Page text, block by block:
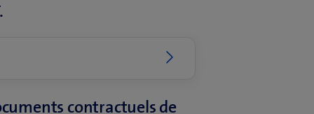
contractuels de